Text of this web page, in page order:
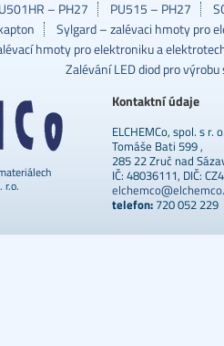
– PH27 PU515 – PH27
Sylgard – zalévaci hmoty pro
hmoty pro elektroniku a
Zalévání LED diod pro
r.o.
Kontaktní údaje
ELCHEMCo, spol. s r.
Tomáše Bati 599 ,
285 22 Zruč nad
IČ: 48036111, DIČ:
telefon: 720 052 229